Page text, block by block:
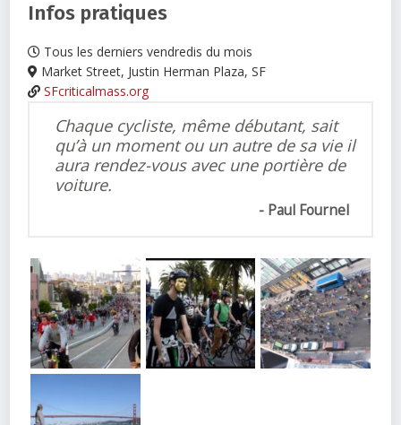
Infos pratiques
Tous les derniers vendredis du mois
Market Street, Justin Herman Plaza, SF
SFcriticalmass.org
Chaque cycliste, même débutant, sait
qu’à un moment ou un autre de sa vie il
aura rendez-vous avec une portière de
voiture.
Paul Fournel